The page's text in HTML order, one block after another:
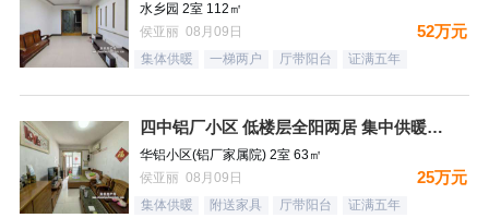
水乡园 2室 112㎡
侯亚丽 08月09日
52万元
集体供暖 一梯两户 厅带阳台 证满五年
四中铝厂小区 低楼层全阳两居 集中供暖税费低
华铝小区(铝厂家属院) 2室 63㎡
侯亚丽 08月09日
25万元
集体供暖 附送家具 厅带阳台 证满五年